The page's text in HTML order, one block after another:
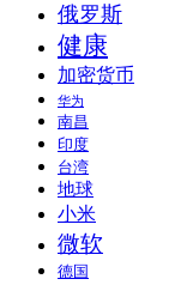
俄罗斯
健康
加密货币
华为
南昌
印度
台湾
地球
小米
微软
德国